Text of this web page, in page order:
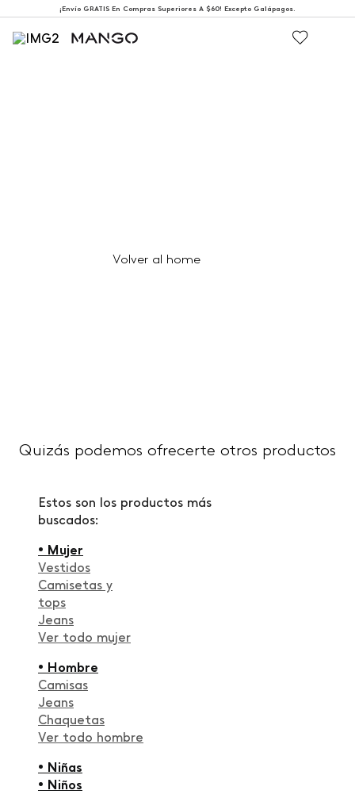
¡Envío GRATIS En Compras Superiores A $60! Excepto Galápagos.
Volver al home
Quizás podemos ofrecerte otros productos
Estos son los productos más
buscados:
• Mujer
Vestidos
Camisetas y
tops
Jeans
Ver todo mujer
• Hombre
Camisas
Jeans
Chaquetas
Ver todo hombre
• Niñas
• Niños